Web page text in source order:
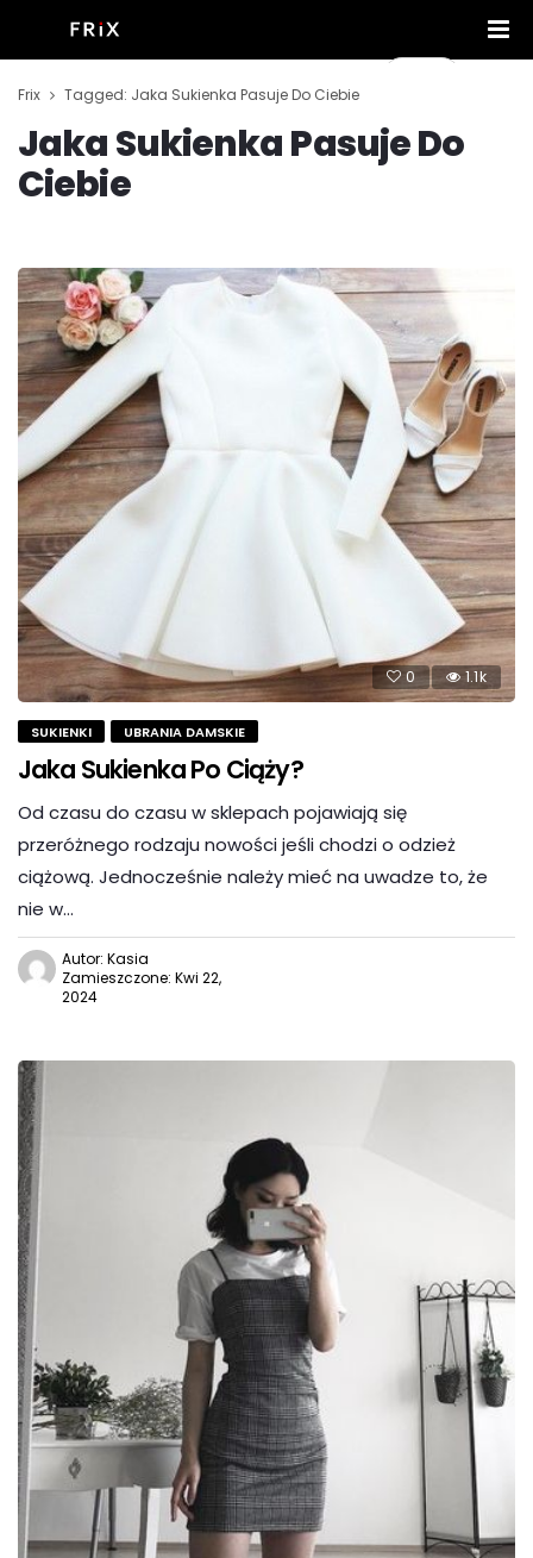
Frix Tagged: Jaka Sukienka Pasuje Do Ciebie
Jaka Sukienka Pasuje Do
Ciebie
0 1.1k
SUKIENKI UBRANIA DAMSKIE
Jaka Sukienka Po Ciąży?
Od czasu do czasu w sklepach pojawiają się
przeróżnego rodzaju nowości jeśli chodzi o odzież
ciążową. Jednocześnie należy mieć na uwadze to, że
nie w…
Autor: Kasia
Zamieszczone: Kwi 22,
2024